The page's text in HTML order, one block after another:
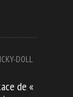
DOLL
de «